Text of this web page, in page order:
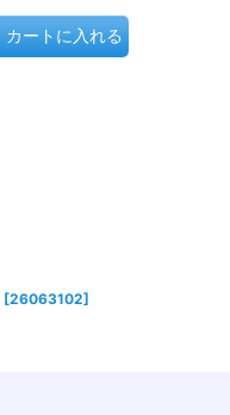
カートに入れる
[26063102]